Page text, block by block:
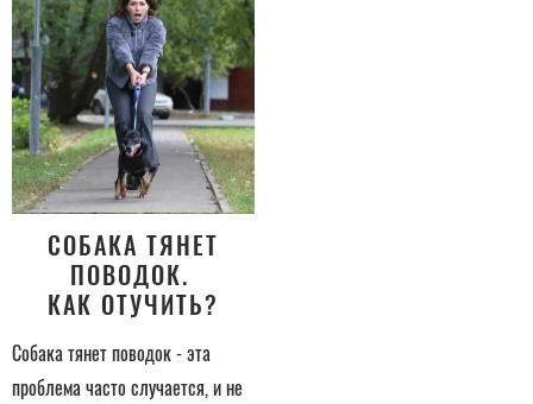
СОБАКА ТЯНЕТ
ПОВОДОК.
КАК ОТУЧИТЬ?
Собака тянет поводок - эта
проблема часто случается, и не